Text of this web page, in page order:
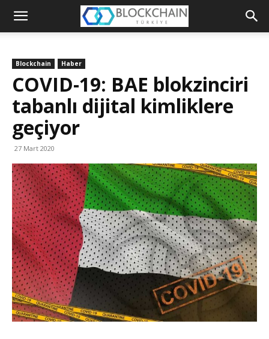
Blockchain
Blockchain Haber
COVID-19: BAE blokzinciri
tabanlı dijital kimliklere
geçiyor
27 Mart 2020